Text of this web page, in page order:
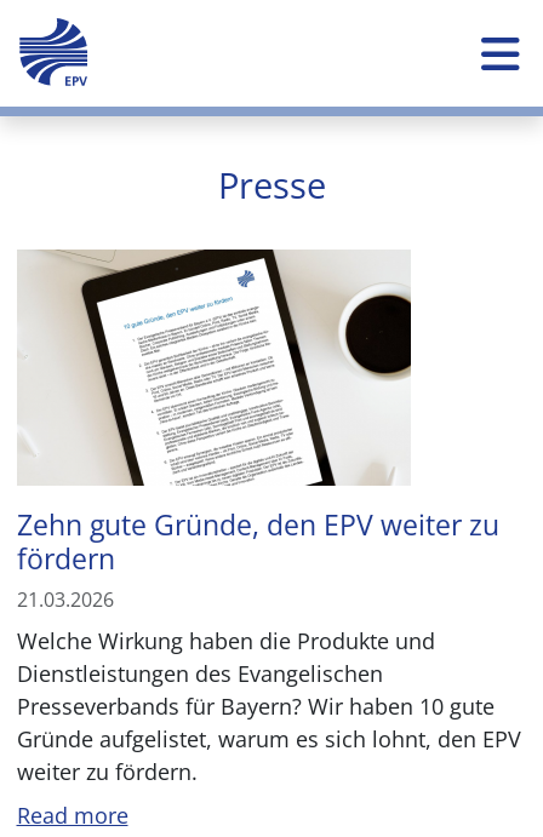
Skip to main content
Presse
Image
Zehn gute Gründe, den EPV weiter zu
fördern
21.03.2026
Welche Wirkung haben die Produkte und
Dienstleistungen des Evangelischen
Presseverbands für Bayern? Wir haben 10 gute
Gründe aufgelistet, warum es sich lohnt, den EPV
weiter zu fördern.
Read more